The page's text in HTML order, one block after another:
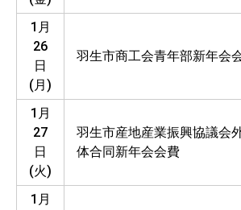
1月
26
日
(月)
羽生市商工会青年部新年会
1月
27
日
(火)
羽生市産地産業振興協議会
体合同新年会会費
1月